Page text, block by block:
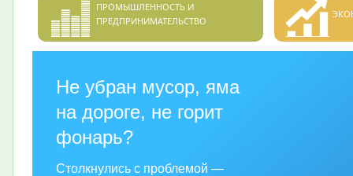
ПРОМЫШЛЕННОСТЬ И
ПРЕДПРИНИМАТЕЛЬСТВО
Не убран мусор, яма
на дороге, не горит
фонарь?
Столкнулись с проблемой —